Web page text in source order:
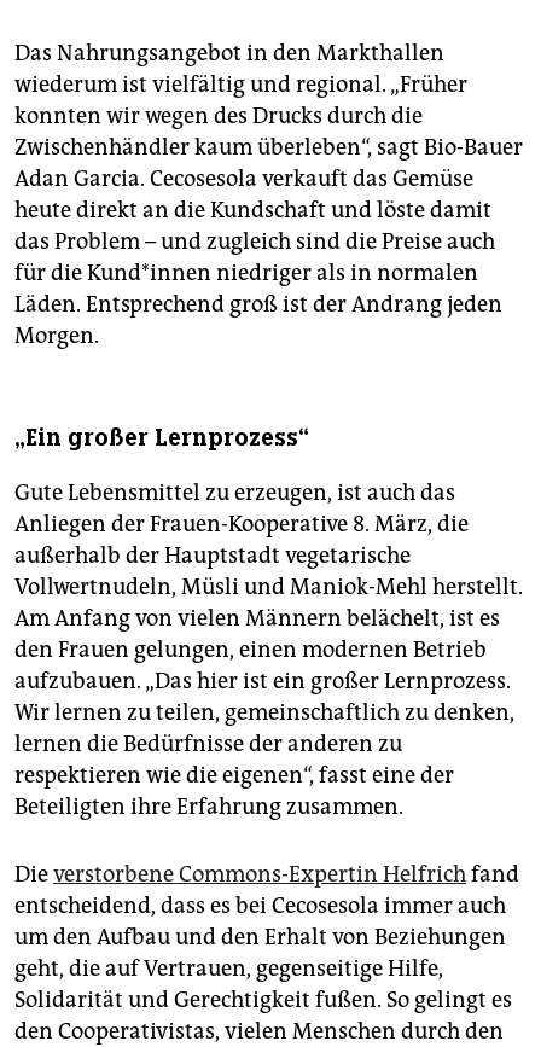
Das Nahrungsangebot in den Markthallen
wiederum ist vielfältig und regional. „Früher
konnten wir wegen des Drucks durch die
Zwischenhändler kaum überleben“, sagt Bio-Bauer
Adan Garcia. Cecosesola verkauft das Gemüse
heute direkt an die Kundschaft und löste damit
das Problem – und zugleich sind die Preise auch
für die Kun­d*in­nen niedriger als in normalen
Läden. Entsprechend groß ist der Andrang jeden
Morgen.
„Ein großer Lernprozess“
Gute Lebensmittel zu erzeugen, ist auch das
Anliegen der Frauen-Kooperative 8. März, die
außerhalb der Hauptstadt vegetarische
Vollwertnudeln, Müsli und Maniok-Mehl herstellt.
Am Anfang von vielen Männern belächelt, ist es
den Frauen gelungen, einen modernen Betrieb
aufzubauen. „Das hier ist ein großer Lernprozess.
Wir lernen zu teilen, gemeinschaftlich zu denken,
lernen die Bedürfnisse der anderen zu
respektieren wie die eigenen“, fasst eine der
Beteiligten ihre Erfahrung zusammen.
Dieverstorbene Commons-Expertin Helfrichfand
entscheidend, dass es bei Cecosesola immer auch
um den Aufbau und den Erhalt von Beziehungen
geht, die auf Vertrauen, gegenseitige Hilfe,
Solidarität und Gerechtigkeit fußen. So gelingt es
den Cooperativistas, vielen Menschen durch den